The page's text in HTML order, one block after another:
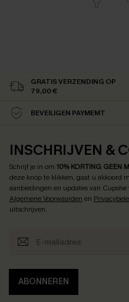
GRATIS VERZENDING OP
79,00 €
BEVEILIGEN PAYMEMT
INSCHRIJVEN &
Schrijf je in om 10% KORTING GEEN
deze knop te klikken, gaat u akkoord
aanbiedingen en updates van
Algemene Voorwaarden en
uitschrijven.
ABONNEREN